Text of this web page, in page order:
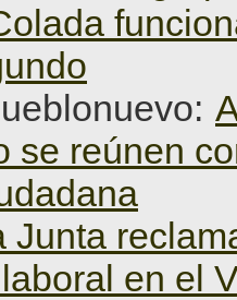
se reúnen
Junta
en el